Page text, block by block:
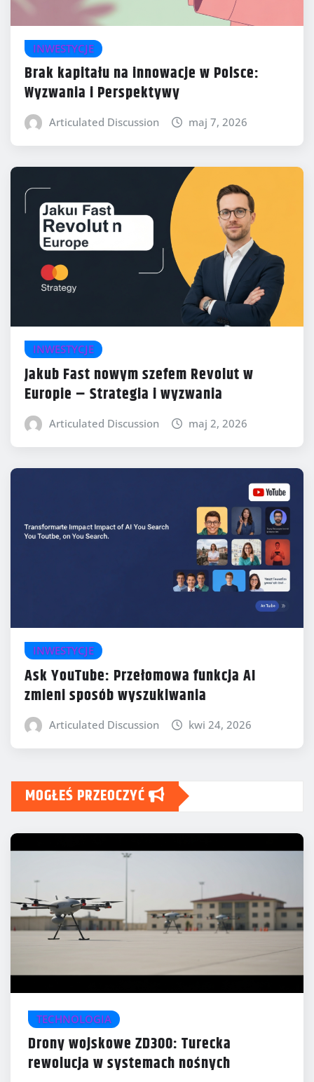
INWESTYCJE
Brak kapitału na innowacje w Polsce:
Wyzwania i Perspektywy
Articulated Discussion maj 7, 2026
INWESTYCJE
Jakub Fast nowym szefem Revolut w
Europie – Strategia i wyzwania
Articulated Discussion maj 2, 2026
INWESTYCJE
Ask YouTube: Przełomowa funkcja AI
zmieni sposób wyszukiwania
Articulated Discussion kwi 24, 2026
MOGŁEŚ PRZEOCZYĆ
TECHNOLOGIA
Drony wojskowe ZD300: Turecka
rewolucja w systemach nośnych